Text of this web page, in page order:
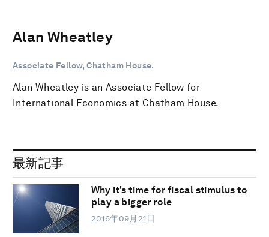
Alan Wheatley
Associate Fellow, Chatham House.
Alan Wheatley is an Associate Fellow for
International Economics at Chatham House.
最新記事
Why it's time for fiscal stimulus to
play a bigger role
2016年09月21日